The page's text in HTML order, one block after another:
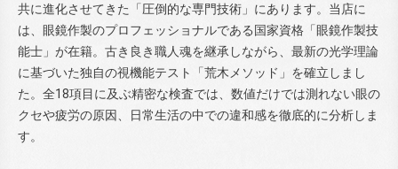
共に進化させてきた「圧倒的な専門技術」にあります。当店に
は、眼鏡作製のプロフェッショナルである国家資格「眼鏡作製技
能士」が在籍。古き良き職人魂を継承しながら、最新の光学理論
に基づいた独自の視機能テスト「荒木メソッド」を確立しまし
た。全18項目に及ぶ精密な検査では、数値だけでは測れない眼の
クセや疲労の原因、日常生活の中での違和感を徹底的に分析しま
す。